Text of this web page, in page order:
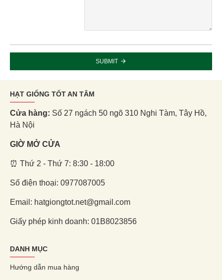
SUBMIT
HẠT GIỐNG TỐT AN TÂM
Cửa hàng: Số 27 ngách 50 ngõ 310 Nghi Tàm, Tây Hồ,
Hà Nội
GIỜ MỞ CỬA
⏰ Thứ 2 - Thứ 7: 8:30 - 18:00
Số điện thoại: 0977087005
Email: hatgiongtot.net@gmail.com
Giấy phép kinh doanh: 01B8023856
DANH MỤC
Hướng dẫn mua hàng